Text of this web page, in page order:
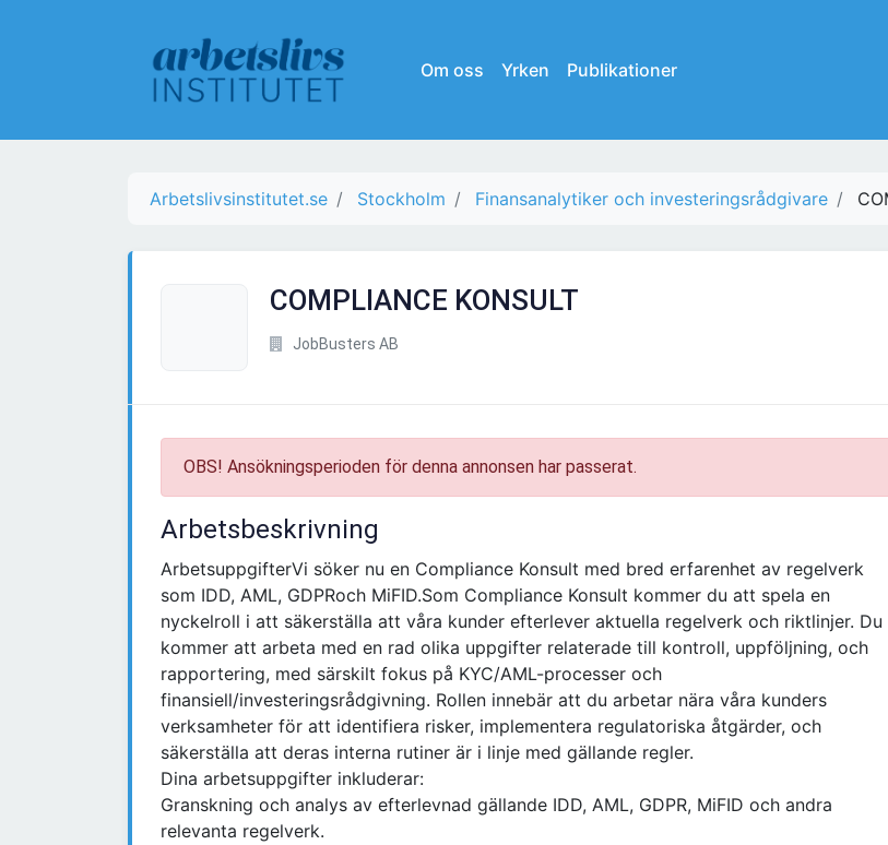
Om oss Yrken Publikationer
Arbetslivsinstitutet.se Stockholm Finansanalytiker och investeringsrådgivare
COMPLIANCE KONSULT
JobBusters AB
OBS! Ansökningsperioden för denna annonsen har passerat.
Arbetsbeskrivning
ArbetsuppgifterVi söker nu en Compliance Konsult med bred erfarenhet av regelverk
som IDD, AML, GDPRoch MiFID.Som Compliance Konsult kommer du att spela en
nyckelroll i att säkerställa att våra kunder efterlever aktuella regelverk och riktlinjer. Du
kommer att arbeta med en rad olika uppgifter relaterade till kontroll, uppföljning, och
rapportering, med särskilt fokus på KYC/AML-processer och
finansiell/investeringsrådgivning. Rollen innebär att du arbetar nära våra kunders
verksamheter för att identifiera risker, implementera regulatoriska åtgärder, och
säkerställa att deras interna rutiner är i linje med gällande regler.
Dina arbetsuppgifter inkluderar:
Granskning och analys av efterlevnad gällande IDD, AML, GDPR, MiFID och andra
relevanta regelverk.